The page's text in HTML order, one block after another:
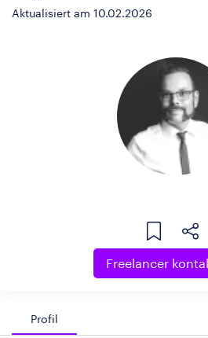
Aktualisiert am 10.02.2026
Freelancer
Profil